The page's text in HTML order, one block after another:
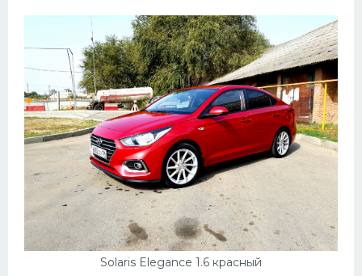
Solaris Elegance 1.6 красный
Черри
Джили
Хавал
Кавасаки
Инфинити
ЛУАЗ